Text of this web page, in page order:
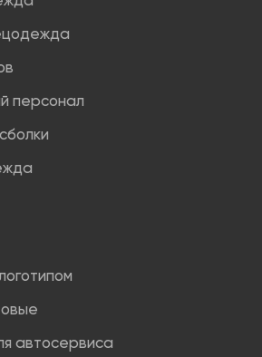
персонал
автосервиса